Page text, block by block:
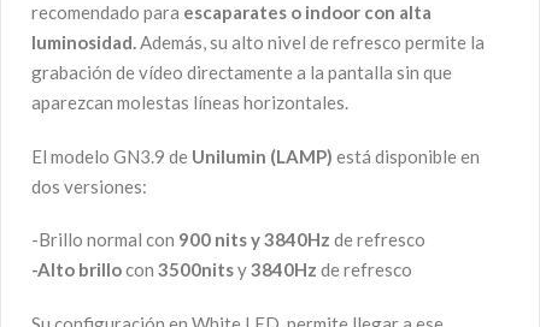
recomendado para escaparates o indoor con alta
luminosidad.Además, su alto nivel de refresco permite la
grabación de vídeo directamente a la pantalla sin que
aparezcan molestas líneas horizontales.
El modelo GN3.9 de Unilumin (LAMP) está disponible en
dos versiones:
-Brillo normal con 900 nits y 3840Hz de refresco
-Alto brillocon 3500nitsy3840Hz de refresco